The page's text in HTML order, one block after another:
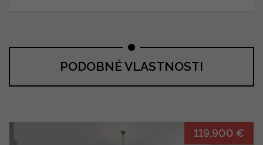
PODOBNÉ VLASTNOSTI
119.900 €